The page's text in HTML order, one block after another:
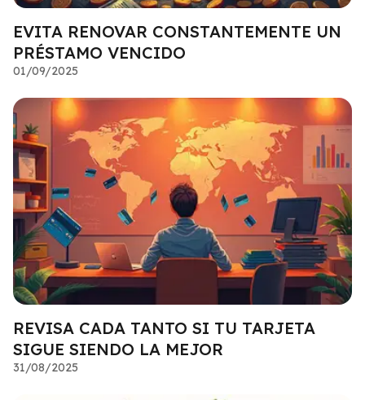
EVITA RENOVAR CONSTANTEMENTE UN
PRÉSTAMO VENCIDO
01/09/2025
REVISA CADA TANTO SI TU TARJETA
SIGUE SIENDO LA MEJOR
31/08/2025